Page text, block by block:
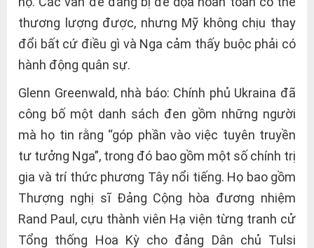
thương lượng được, nhưng Mỹ không chịu thay
đổi bất cứ điều gì và Nga cảm thấy buộc phải có
hành động quân sự.
Glenn Greenwald, nhà báo: Chính phủ Ukraina đã
công bố một danh sách đen gồm những người
mà họ tin rằng “góp phần vào việc tuyên truyền
tư tưởng Nga”, trong đó bao gồm một số chính trị
gia và trí thức phương Tây nổi tiếng. Họ bao gồm
Thượng nghị sĩ Đảng Cộng hòa đương nhiệm
Rand Paul, cựu thành viên Hạ viện từng tranh cử
Tổng thống Hoa Kỳ cho đảng Dân chủ Tulsi